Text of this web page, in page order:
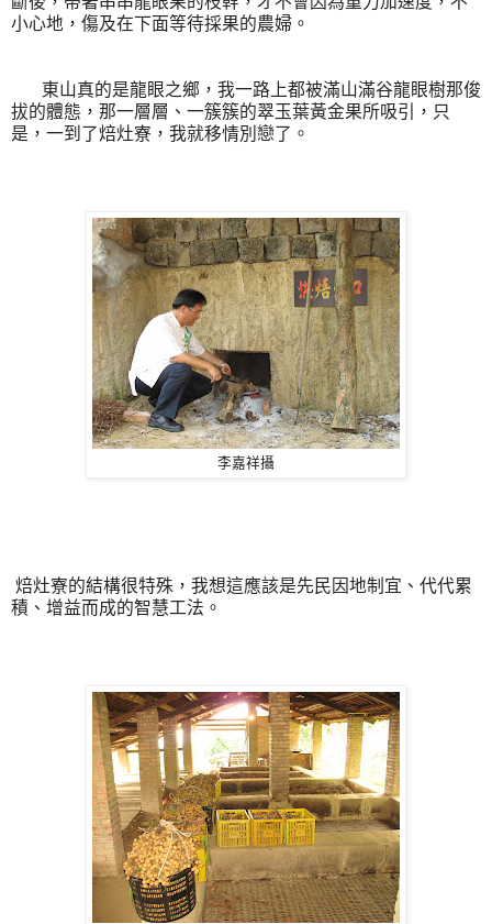
小心地，傷及在下面等待採果的農婦。
東山真的是龍眼之鄉，我一路上都被滿山滿谷龍眼樹那俊
拔的體態，那一層層、一簇簇的翠玉葉黃金果所吸引，只
是，一到了焙灶寮，我就移情別戀了。
李嘉祥攝
焙灶寮的結構很特殊，我想這應該是先民因地制宜、代代累
積、增益而成的智慧工法。